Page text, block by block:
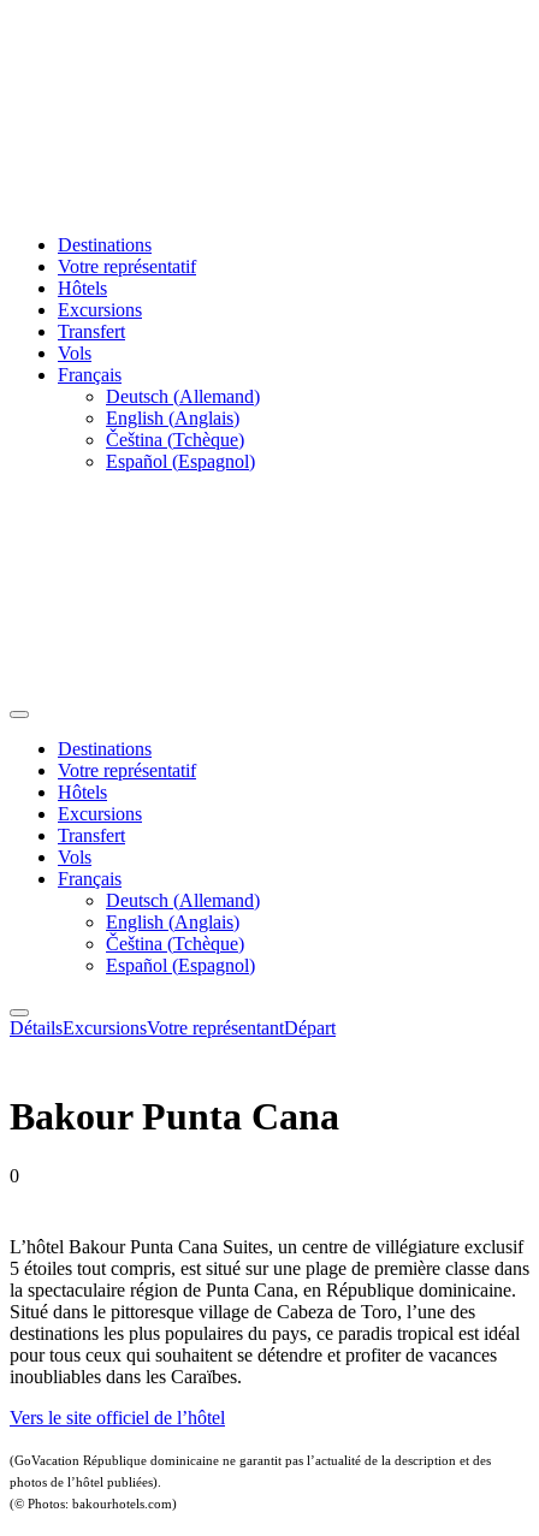
Destinations
Votre représentatif
Hôtels
Excursions
Transfert
Vols
Français
Deutsch (Allemand)
English (Anglais)
Čeština (Tchèque)
Español (Espagnol)
Destinations
Votre représentatif
Hôtels
Excursions
Transfert
Vols
Français
Deutsch (Allemand)
English (Anglais)
Čeština (Tchèque)
Español (Espagnol)
DétailsExcursionsVotre représentantDépart
Bakour Punta Cana
0
L’hôtel Bakour Punta Cana Suites, un centre de villégiature exclusif
5 étoiles tout compris, est situé sur une plage de première classe dans
la spectaculaire région de Punta Cana, en République dominicaine.
Situé dans le pittoresque village de Cabeza de Toro, l’une des
destinations les plus populaires du pays, ce paradis tropical est idéal
pour tous ceux qui souhaitent se détendre et profiter de vacances
inoubliables dans les Caraïbes.
Vers le site officiel de l’hôtel
(GoVacation République dominicaine ne garantit pas l’actualité de la description et des
photos de l’hôtel publiées).
(© Photos: bakourhotels.com)